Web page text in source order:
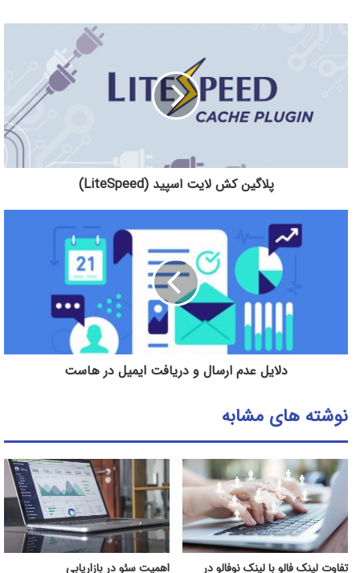
پلاگین کش لایت اسپید (LiteSpeed)
دلایل عدم ارسال و دریافت ایمیل در هاست
نوشته های مشابه
تفاوت لینک فالو با لینک نوفالو در اهمیت سئو در بازاریابی